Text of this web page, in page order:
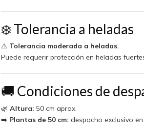
❄️ Tolerancia a heladas
⚠️ Tolerancia moderada a heladas.
Puede requerir protección en heladas
🚚 Condiciones de
🌿 Altura: 50 cm aprox.
➡️ Plantas de 50 cm: despacho exclusivo